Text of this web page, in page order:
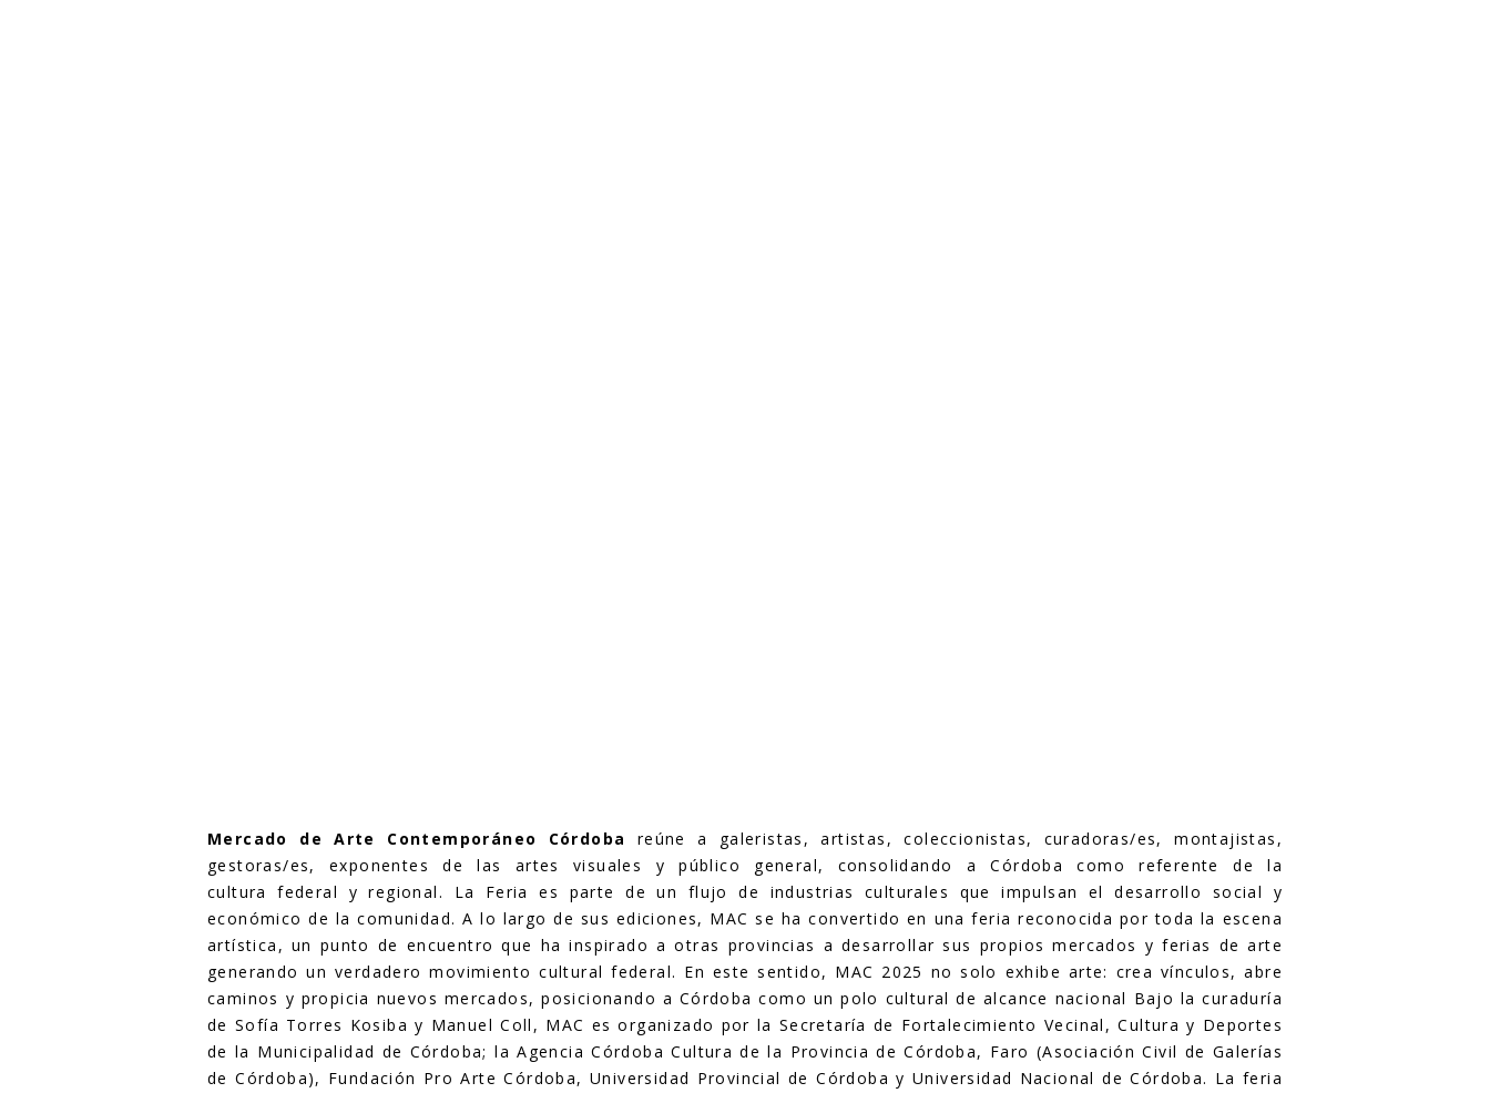
Mercado de Arte Contemporáneo Córdoba
reúne a galeristas, artistas, coleccionistas, curadoras/es, montajistas,
gestoras/es, exponentes de las artes visuales y público general, consolidando a Córdoba como referente de la
cultura federal y regional. La Feria es parte de un flujo de industrias culturales que impulsan el desarrollo social y
económico de la comunidad. A lo largo de sus ediciones, MAC se ha convertido en una feria reconocida por toda la escena
artística, un punto de encuentro que ha inspirado a otras provincias a desarrollar sus propios mercados y ferias de arte
generando un verdadero movimiento cultural federal. En este sentido, MAC 2025 no solo exhibe arte: crea vínculos, abre
caminos y propicia nuevos mercados, posicionando a Córdoba como un polo cultural de alcance nacional Bajo la curaduría
de Sofía Torres Kosiba y Manuel Coll, MAC es organizado por la Secretaría de Fortalecimiento Vecinal, Cultura y Deportes
de la Municipalidad de Córdoba; la Agencia Córdoba Cultura de la Provincia de Córdoba, Faro (Asociación Civil de Galerías
de Córdoba), Fundación Pro Arte Córdoba, Universidad Provincial de Córdoba y Universidad Nacional de Córdoba. La feria